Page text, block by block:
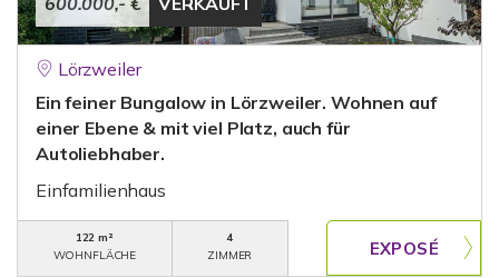
Lörzweiler
Ein feiner Bungalow in Lörzweiler. Wohnen auf
einer Ebene & mit viel Platz, auch für
Autoliebhaber.
Einfamilienhaus
122 m²
WOHNFLÄCHE
4
ZIMMER